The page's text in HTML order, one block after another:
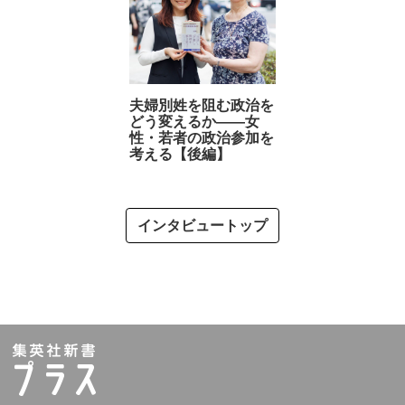
夫婦別姓を阻む政治を
どう変えるか――女
性・若者の政治参加を
考える【後編】
インタビュートップ